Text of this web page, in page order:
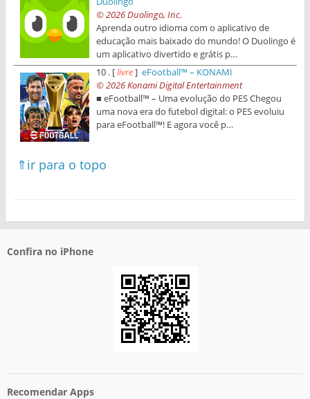
© 2026 Duolingo, Inc.
Aprenda outro idioma com o aplicativo de
educação mais baixado do mundo! O Duolingo é
um aplicativo divertido e grátis p…
10 . [livre] eFootball™ – KONAMI
© 2026 Konami Digital Entertainment
■ eFootball™ – Uma evolução do PES Chegou
uma nova era do futebol digital: o PES evoluiu
para eFootball™! E agora você p…
⇑ir para o topo
Confira no iPhone
Recomendar Apps